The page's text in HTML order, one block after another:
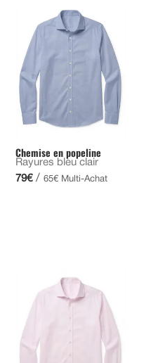
Chemise en popeline
Rayures bleu clair
79€ / 65€ Multi-Achat